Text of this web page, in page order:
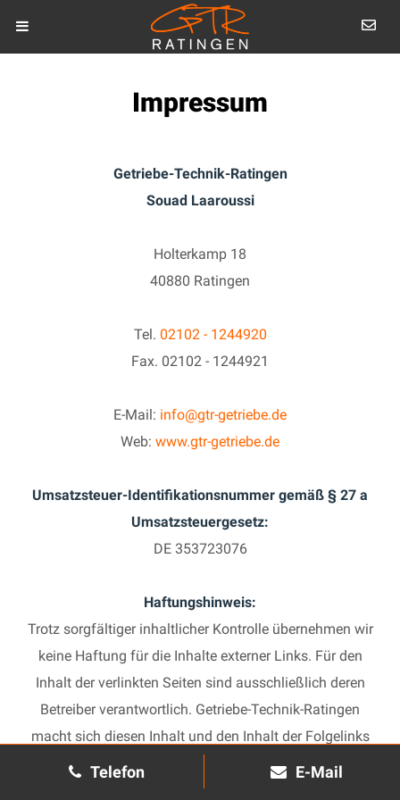
Telefon E-Mail
Impressum
Getriebe-Technik-Ratingen
Souad Laaroussi
Holterkamp 18
40880 Ratingen
Tel. 02102 - 1244920
Fax. 02102 - 1244921
E-Mail: info@gtr-getriebe.de
Web: www.gtr-getriebe.de
Umsatzsteuer-Identifikationsnummer gemäß § 27 a
Umsatzsteuergesetz:
DE 353723076
Haftungshinweis:
Trotz sorgfältiger inhaltlicher Kontrolle übernehmen wir
keine Haftung für die Inhalte externer Links. Für den
Inhalt der verlinkten Seiten sind ausschließlich deren
Betreiber verantwortlich. Getriebe-Technik-Ratingen
macht sich diesen Inhalt und den Inhalt der Folgelinks
nicht zu eigen, sondern zitiert im Rahmen der
Pressefreiheit. Für Schäden, die sich aus der Nutzung